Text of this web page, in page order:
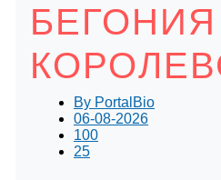
БЕГОНИЯ
By PortalBio
06-08-2026
100
25